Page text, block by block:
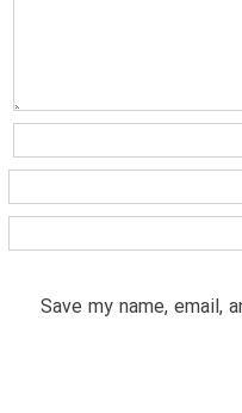
Save my name, email,